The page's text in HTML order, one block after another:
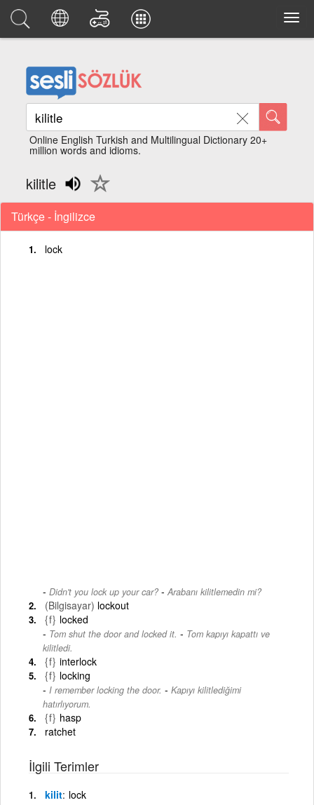
Online English Turkish and Multilingual Dictionary 20+
million words and idioms.
kilitle
Türkçe - İngilizce
lock
Didn't you lock up your car? - Arabanı kilitlemedin mi?
(Bilgisayar) lockout
{f} locked
Tom shut the door and locked it. - Tom kapıyı kapattı ve
kilitledi.
{f} interlock
{f} locking
I remember locking the door. - Kapıyı kilitlediğimi
hatırlıyorum.
{f} hasp
ratchet
İlgili Terimler
kilit lock